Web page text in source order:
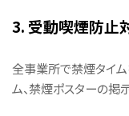
3. 受動喫煙防止
全事業所で禁煙タイ
ム、禁煙ポスターの掲